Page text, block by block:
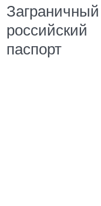
Заграничный
российский
паспорт